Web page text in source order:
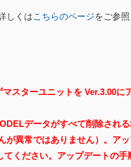
しくはこちらのページをご参
スターユニットを Ver.3.00に
データがすべて削除され
が異常ではありません）。ア
ください。 アップデートの手